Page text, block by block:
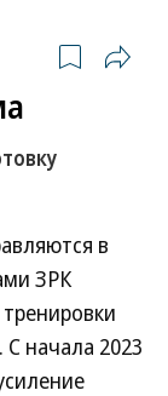
в
ЗРК
начала 2023